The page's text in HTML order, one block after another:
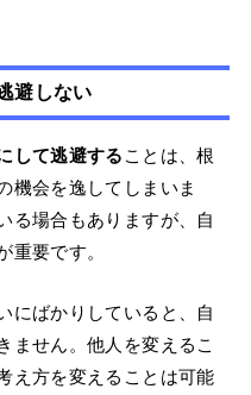
避しない
して逃避する ことは、根
機会を逸してしまいま
る場合もありますが、自
重要です。
にばかりしていると、自
ません。他人を変えるこ
え方を変えることは可能